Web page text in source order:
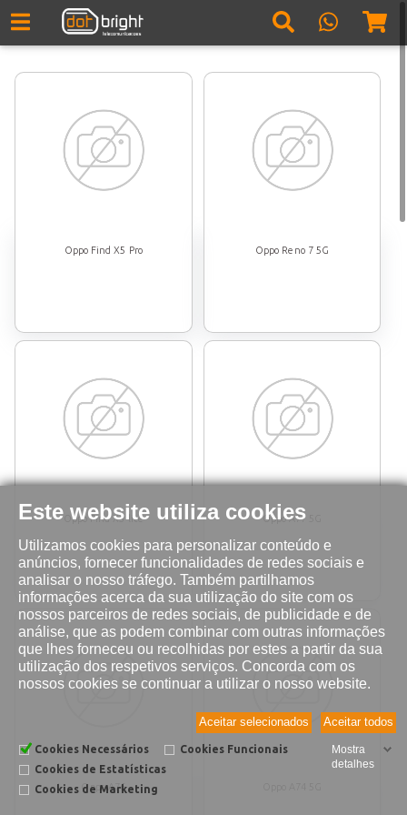
Este website utiliza cookies
Utilizamos cookies para personalizar conteúdo e
anúncios, fornecer funcionalidades de redes sociais e
analisar o nosso tráfego. Também partilhamos
informações acerca da sua utilização do site com os
nossos parceiros de redes sociais, de publicidade e de
análise, que as podem combinar com outras informações
que lhes forneceu ou recolhidas por estes a partir da sua
utilização dos respetivos serviços. Concorda com os
nossos cookies se continuar a utilizar o nosso website.
Aceitar todos
Aceitar selecionados
Cookies Necessários
Cookies Funcionais
Cookies de Estatísticas
Cookies de Marketing
Mostra
detalhes
Oppo Find X5 Pro Oppo Reno 7 5G
Oppo Find X5 lite Oppo A77 5G
Oppo A76